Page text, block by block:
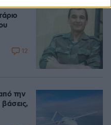
12
την